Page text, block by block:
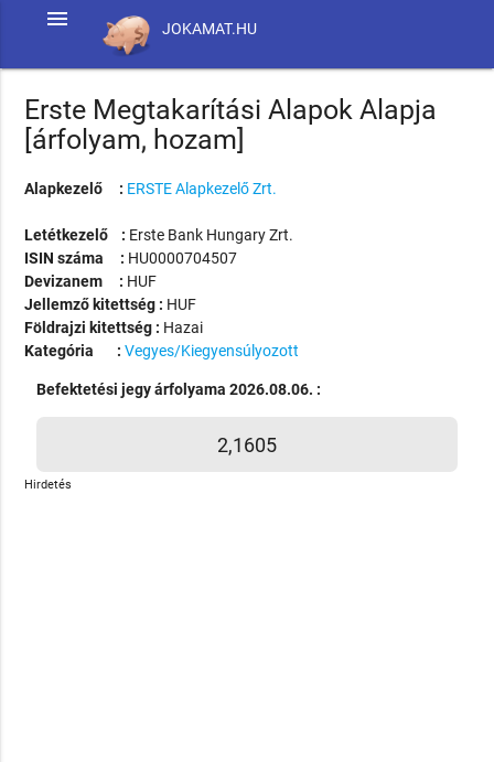
JOKAMAT.HU
menu
Erste Megtakarítási Alapok Alapja
[árfolyam, hozam]
Alapkezelő : ERSTE Alapkezelő Zrt.
Letétkezelő : Erste Bank Hungary Zrt.
ISIN száma : HU0000704507
Devizanem : HUF
Jellemző kitettség : HUF
Földrajzi kitettség : Hazai
Kategória : Vegyes/Kiegyensúlyozott
Befektetési jegy árfolyama 2026.08.06. :
2,1605
Hirdetés